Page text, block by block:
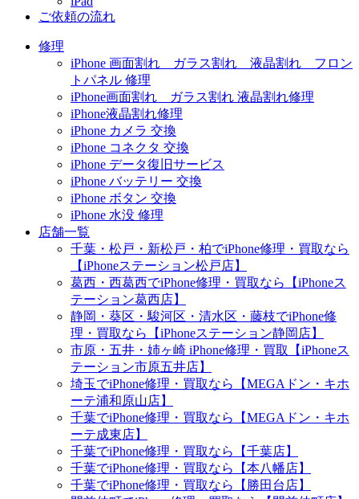
ご依頼の流れ
修理
iPhone 画面割れ ガラス割れ 液晶割れ フロン
トパネル 修理
iPhone画面割れ ガラス割れ 液晶割れ修理
iPhone液晶割れ修理
iPhone カメラ 交換
iPhone コネクタ 交換
iPhone データ復旧サービス
iPhone バッテリー 交換
iPhone ボタン 交換
iPhone 水没 修理
店舗一覧
千葉・松戸・新松戸・柏でiPhone修理・買取なら
【iPhoneステーション松戸店】
葛西・西葛西でiPhone修理・買取なら【iPhoneス
テーション葛西店】
静岡・葵区・駿河区・清水区・藤枝でiPhone修
理・買取なら【iPhoneステーション静岡店】
市原・五井・姉ヶ崎 iPhone修理・買取【iPhoneス
テーション市原五井店】
埼玉でiPhone修理・買取なら【MEGAドン・キホ
ーテ浦和原山店】
千葉でiPhone修理・買取なら【MEGAドン・キホ
ーテ成東店】
千葉でiPhone修理・買取なら【千葉店】
千葉でiPhone修理・買取なら【本八幡店】
千葉でiPhone修理・買取なら【勝田台店】